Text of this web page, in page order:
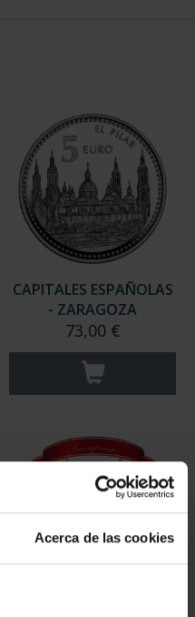
Acerca de las cookies
CAPITALES ESPAÑOLAS
- ZARAGOZA
73,00 €